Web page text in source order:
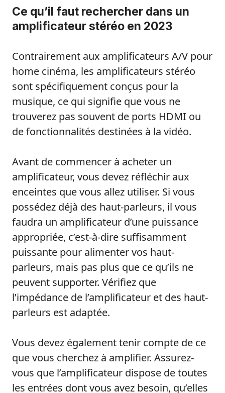
Ce qu’il faut rechercher dans un
amplificateur stéréo en 2023
Contrairement aux amplificateurs A/V pour
home cinéma, les amplificateurs stéréo
sont spécifiquement conçus pour la
musique, ce qui signifie que vous ne
trouverez pas souvent de ports HDMI ou
de fonctionnalités destinées à la vidéo.
Avant de commencer à acheter un
amplificateur, vous devez réfléchir aux
enceintes que vous allez utiliser. Si vous
possédez déjà des haut-parleurs, il vous
faudra un amplificateur d’une puissance
appropriée, c’est-à-dire suffisamment
puissante pour alimenter vos haut-
parleurs, mais pas plus que ce qu’ils ne
peuvent supporter. Vérifiez que
l’impédance de l’amplificateur et des haut-
parleurs est adaptée.
Vous devez également tenir compte de ce
que vous cherchez à amplifier. Assurez-
vous que l’amplificateur dispose de toutes
les entrées dont vous avez besoin, qu’elles